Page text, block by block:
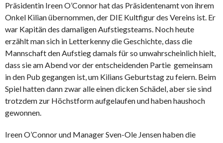
Präsidentin Ireen O’Connor hat das Präsidentenamt von ihrem
Onkel Kilian übernommen, der DIE Kultfigur des Vereins ist. Er
war Kapitän des damaligen Aufstiegsteams. Noch heute
erzählt man sich in Letterkenny die Geschichte, dass die
Mannschaft den Aufstieg damals für so unwahrscheinlich hielt,
dass sie am Abend vor der entscheidenden Partie gemeinsam
in den Pub gegangen ist, um Kilians Geburtstag zu feiern. Beim
Spiel hatten dann zwar alle einen dicken Schädel, aber sie sind
trotzdem zur Höchstform aufgelaufen und haben haushoch
gewonnen.
Ireen O’Connor und Manager Sven-Ole Jensen haben die